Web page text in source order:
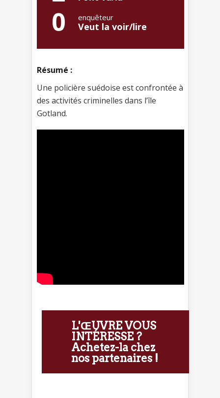
0 enquêteur
Veut la voir/lire
Résumé :
Une policière suédoise est confrontée à
des activités criminelles dans l’île
Gotland.
L'ŒUVRE VOUS
INTÉRESSE ?
Achetez-la chez
nos partenaires !